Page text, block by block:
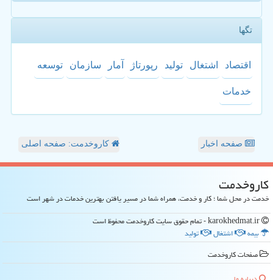
تگها
اقتصاد اشتغال تولید رپورتاژ آمار سازمان توسعه
خدمات
صفحه اخبار کاروخدمت: صفحه اصلی
كاروخدمت
خدمت در محل شما ؛ کار و خدمت، همراه شما در مسیر یافتن بهترین خدمات در شهر است
بیمه
اشتغال
تولید
صفحات كاروخدمت